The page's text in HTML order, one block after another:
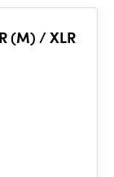
(M) / XLR